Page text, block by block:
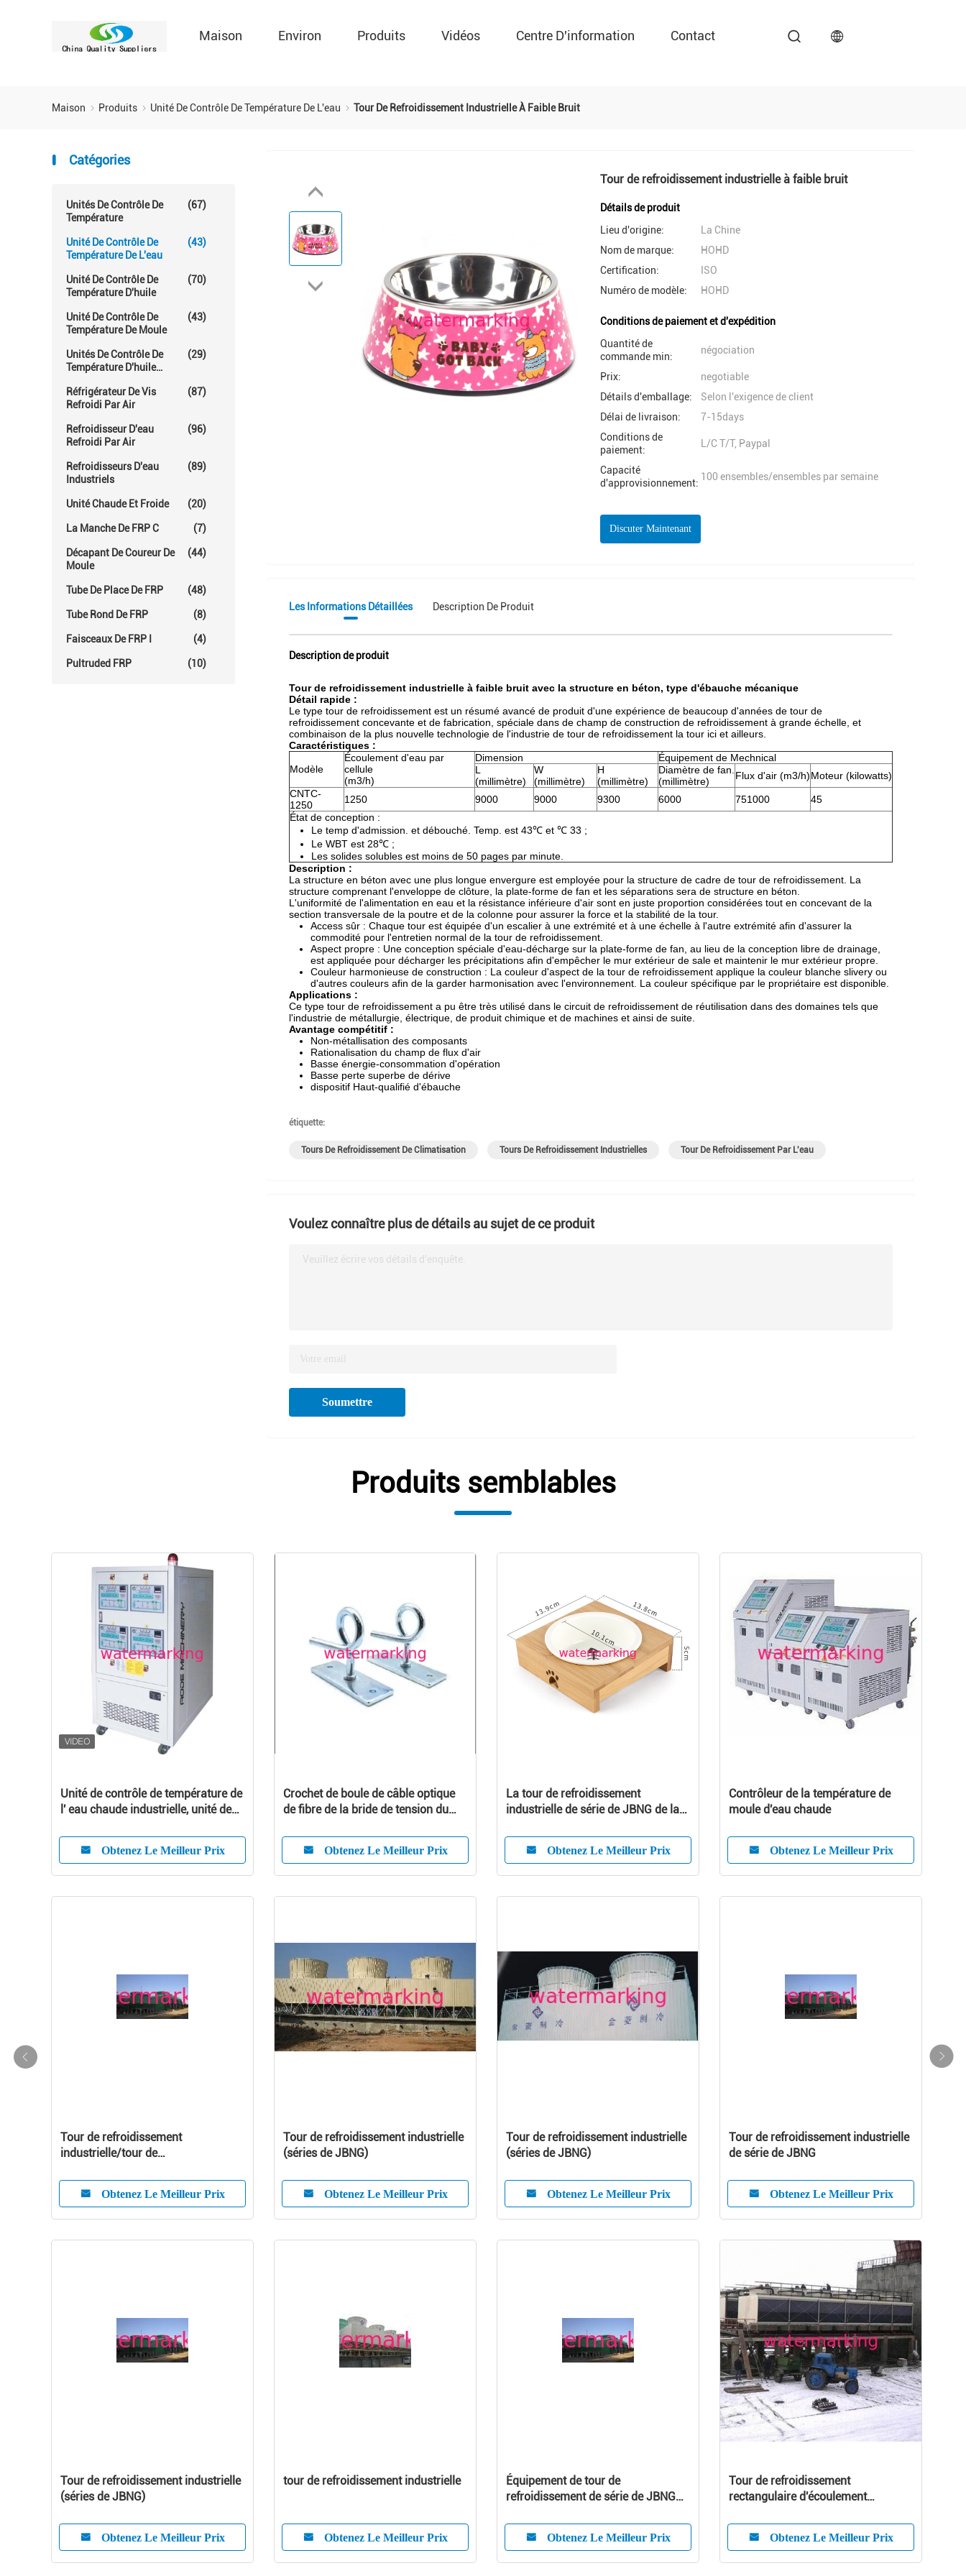
Maison Environ Produits Vidéos Centre D'information Contact
Maison Produits Unité De Contrôle De Température De L'eau Tour De Refroidissement Industrielle À Faible Bruit
Catégories
Unités De Contrôle De
Température
(67)
Unité De Contrôle De
Température De L'eau
(43)
Unité De Contrôle De
Température D'huile
(70)
Unité De Contrôle De
Température De Moule
(43)
Unités De Contrôle De
Température D'huile
(29)
Réfrigérateur De Vis
Refroidi Par Air
(87)
Refroidisseur D'eau
Refroidi Par Air
(96)
Refroidisseurs D'eau
Industriels
(89)
Unité Chaude Et Froide (20)
La Manche De FRP C (7)
Décapant De Coureur De
Moule
(44)
Tube De Place De FRP (48)
Tube Rond De FRP (8)
Faisceaux De FRP I (4)
Pultruded FRP (10)
Tour de refroidissement industrielle à faible bruit
Détails de produit
Lieu d'origine:
La Chine
Nom de marque:
HOHD
Certification:
ISO
Numéro de modèle:
HOHD
Conditions de paiement et d'expédition
Quantité de
commande min:
négociation
Prix:
negotiable
Détails d'emballage:
Selon l'exigence de client
Délai de livraison:
7-15days
Conditions de
paiement:
L/C T/T, Paypal
Capacité
d'approvisionnement:
100 ensembles/ensembles par semaine
Discuter Maintenant
Les Informations Détaillées Description De Produit
Description de produit
Tour de refroidissement industrielle à faible bruit avec la structure en béton, type d'ébauche mécanique
Détail rapide :
Le type tour de refroidissement est un résumé avancé de produit d'une expérience de beaucoup d'années de tour de
refroidissement concevante et de fabrication, spéciale dans de champ de construction de refroidissement à grande échelle, et
combinaison de la plus nouvelle technologie de l'industrie de tour de refroidissement la tour ici et ailleurs.
Caractéristiques :
Modèle
Écoulement d'eau par
cellule
(m3/h)
Dimension
Équipement de Mechnical
L
(millimètre)
W
(millimètre)
H
(millimètre)
Diamètre de fan.
(millimètre)
Flux d'air (m3/h)Moteur (kilowatts)
CNTC-
1250
1250 9000 9000 9300 6000 751000
45
État de conception :
Le temp d'admission. et débouché. Temp. est 43℃ et ℃ 33 ;
Le WBT est 28℃ ;
Les solides solubles est moins de 50 pages par minute.
Description :
La structure en béton avec une plus longue envergure est employée pour la structure de cadre de tour de refroidissement. La
structure comprenant l'enveloppe de clôture, la plate-forme de fan et les séparations sera de structure en béton.
L'uniformité de l'alimentation en eau et la résistance inférieure d'air sont en juste proportion considérées tout en concevant de la
section transversale de la poutre et de la colonne pour assurer la force et la stabilité de la tour.
Access sûr : Chaque tour est équipée d'un escalier à une extrémité et à une échelle à l'autre extrémité afin d'assurer la
commodité pour l'entretien normal de la tour de refroidissement.
Aspect propre : Une conception spéciale d'eau-décharge sur la plate-forme de fan, au lieu de la conception libre de drainage,
est appliquée pour décharger les précipitations afin d'empêcher le mur extérieur de sale et maintenir le mur extérieur propre.
Couleur harmonieuse de construction : La couleur d'aspect de la tour de refroidissement applique la couleur blanche slivery ou
d'autres couleurs afin de la garder harmonisation avec l'environnement. La couleur spécifique par le propriétaire est disponible.
Applications :
Ce type tour de refroidissement a pu être très utilisé dans le circuit de refroidissement de réutilisation dans des domaines tels que
l'industrie de métallurgie, électrique, de produit chimique et de machines et ainsi de suite.
Avantage compétitif :
Non-métallisation des composants
Rationalisation du champ de flux d'air
Basse énergie-consommation d'opération
Basse perte superbe de dérive
dispositif Haut-qualifié d'ébauche
étiquette:
Tours De Refroidissement De Climatisation Tours De Refroidissement Industrielles Tour De Refroidissement Par L'eau
Voulez connaître plus de détails au sujet de ce produit
Veuillez écrire vos détails d'enquête.
Soumettre
Produits semblables
Unité de contrôle de température de
l' eau chaude industrielle, unité de
Obtenez Le Meilleur Prix
Crochet de boule de câble optique
de fibre de la bride de tension du
Obtenez Le Meilleur Prix
La tour de refroidissement
industrielle de série de JBNG de la
à 4500m3/H, réfrigération
appropriéeObtenez Le Meilleur Prix
Contrôleur de la température de
moule d'eau chaude
Obtenez Le Meilleur Prix
Tour de refroidissement
industrielle/tour de
refroidissement de la Chine (séries
de JBNG)Obtenez Le Meilleur Prix
Tour de refroidissement industrielle
(séries de JBNG)
Obtenez Le Meilleur Prix
Tour de refroidissement industrielle
(séries de JBNG)
Obtenez Le Meilleur Prix
Tour de refroidissement industrielle
de série de JBNG
Obtenez Le Meilleur Prix
Tour de refroidissement industrielle
(séries de JBNG)
Obtenez Le Meilleur Prix
tour de refroidissement industrielle
Obtenez Le Meilleur Prix
Équipement de tour de
refroidissement de série de JBNG
Obtenez Le Meilleur Prix
Tour de refroidissement
rectangulaire d'écoulement
PVC
Obtenez Le Meilleur Prix